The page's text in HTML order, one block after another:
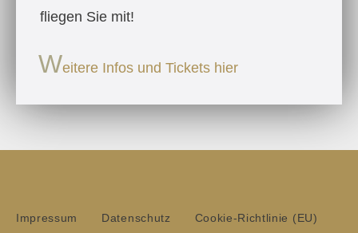
fliegen Sie mit!
Weitere Infos und Tickets hier
Impressum Datenschutz Cookie-Richtlinie (EU)